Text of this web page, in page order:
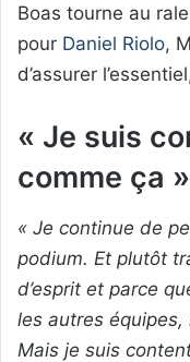
Boas tourne au
pour Daniel Riolo,
d’assurer
« Je suis
comme ça »
« Je continue de
podium. Et plutôt
d’esprit et parce
les autres équipes,
Mais je suis